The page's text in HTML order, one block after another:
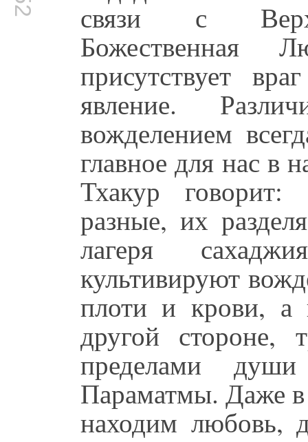
связи с
Божественная
присутствует
явление.
вожделением
главное для нас в
Тхакур
разные, их
лагеря
культивируют
плоти и крови, а
другой стороне,
пределами
Параматмы. Даже
находим